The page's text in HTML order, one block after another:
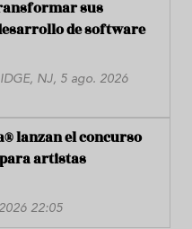
sus
de software
NJ, 5 ago. 2026
lanzan el concurso
artistas
22:05